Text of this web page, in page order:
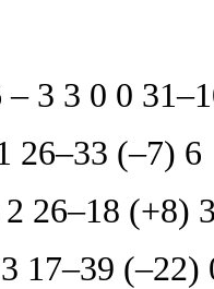
3 3 0 0
26–33 (–7) 6
26–18 (+8)
17–39 (–22)